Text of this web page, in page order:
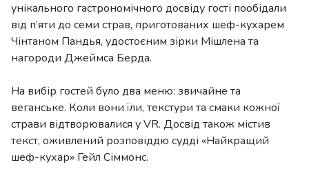
унікального гастрономічного досвіду гості пообідали
від п’яти до семи страв, приготованих шеф-кухарем
Чінтаном Пандья, удостоєним зірки Мішлена та
нагороди Джеймса Берда.
На вибір гостей було два меню: звичайне та
веганське. Коли вони їли, текстури та смаки кожної
страви відтворювалися у VR. Досвід також містив
текст, оживлений розповіддю судді «Найкращий
шеф-кухар» Гейл Сіммонс.